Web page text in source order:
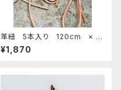
革紐 5本入り 120cm × 3
mm 小鳥のおもちゃ バードト
イ
¥1,870